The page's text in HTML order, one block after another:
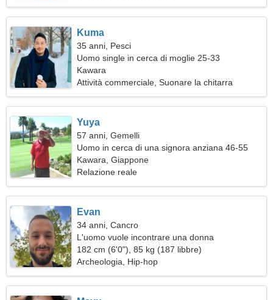
Kuma
35 anni, Pesci
Uomo single in cerca di moglie 25-33
Kawara
Attività commerciale, Suonare la chitarra
Yuya
57 anni, Gemelli
Uomo in cerca di una signora anziana 46-55
Kawara, Giappone
Relazione reale
Evan
34 anni, Cancro
L'uomo vuole incontrare una donna
182 cm (6'0"), 85 kg (187 libbre)
Archeologia, Hip-hop